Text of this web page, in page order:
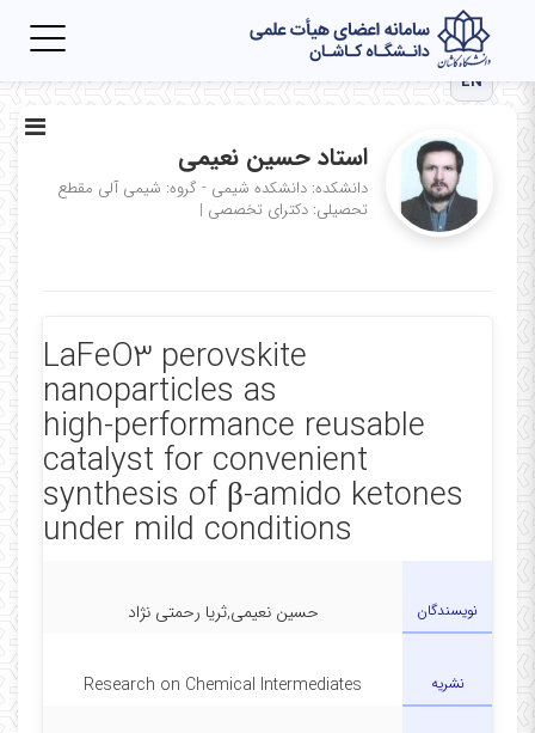
EN
استاد حسین نعیمی
دانشکده: دانشکده شیمی - گروه: شیمی آلی مقطع
تحصیلی: دکترای تخصصی |
LaFeO3 perovskite
nanoparticles as
high‑performance reusable
catalyst for convenient
synthesis of β‑amido ketones
under mild conditions
نویسندگان حسین نعیمی,ثریا رحمتی نژاد
نشریه Research on Chemical Intermediates